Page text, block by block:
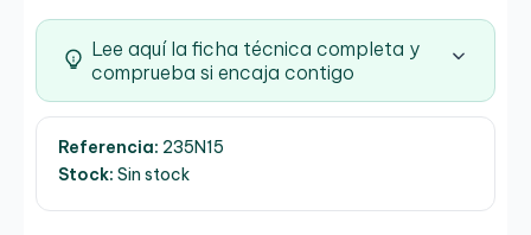
Lee aquí la ficha técnica completa y
comprueba si encaja contigo
Referencia: 235N15
Stock: Sin stock